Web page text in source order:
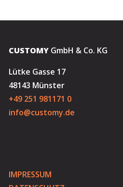
CUSTOMYGmbH & Co. KG
Lütke Gasse 17
48143 Münster
+49 251 981171 0
info@customy.de
IMPRESSUM